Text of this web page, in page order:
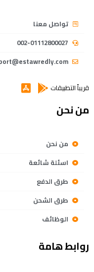
تواصل معنا
002-01112800027
قريباً التطبيقات
من نحن
من نحن
اسئلة شائعة
طرق الدفع
طرق الشحن
الوظائف
روابط هامة